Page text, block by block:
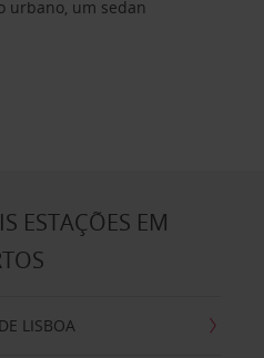
urbano, um sedan
ESTAÇÕES EM
LISBOA